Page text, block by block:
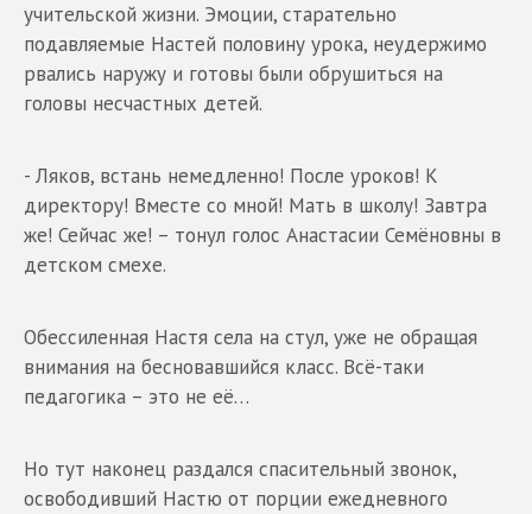
учительской жизни. Эмоции, старательно
подавляемые Настей половину урока, неудержимо
рвались наружу и готовы были обрушиться на
головы несчастных детей.
- Ляков, встань немедленно! После уроков! К
директору! Вместе со мной! Мать в школу! Завтра
же! Сейчас же! – тонул голос Анастасии Семёновны в
детском смехе.
Обессиленная Настя села на стул, уже не обращая
внимания на бесновавшийся класс. Всё-таки
педагогика – это не её…
Но тут наконец раздался спасительный звонок,
освободивший Настю от порции ежедневного